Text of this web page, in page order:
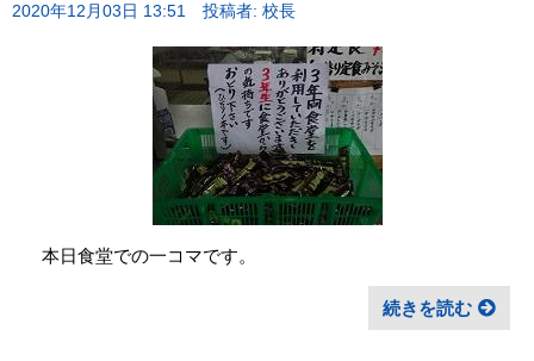
2020年12月03日 13:51 投稿者: 校長
本日食堂での一コマです。
続きを読む